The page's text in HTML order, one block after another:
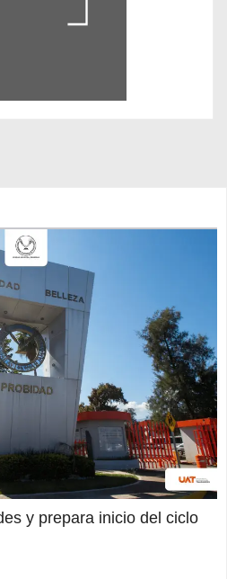
y prepara inicio del ciclo